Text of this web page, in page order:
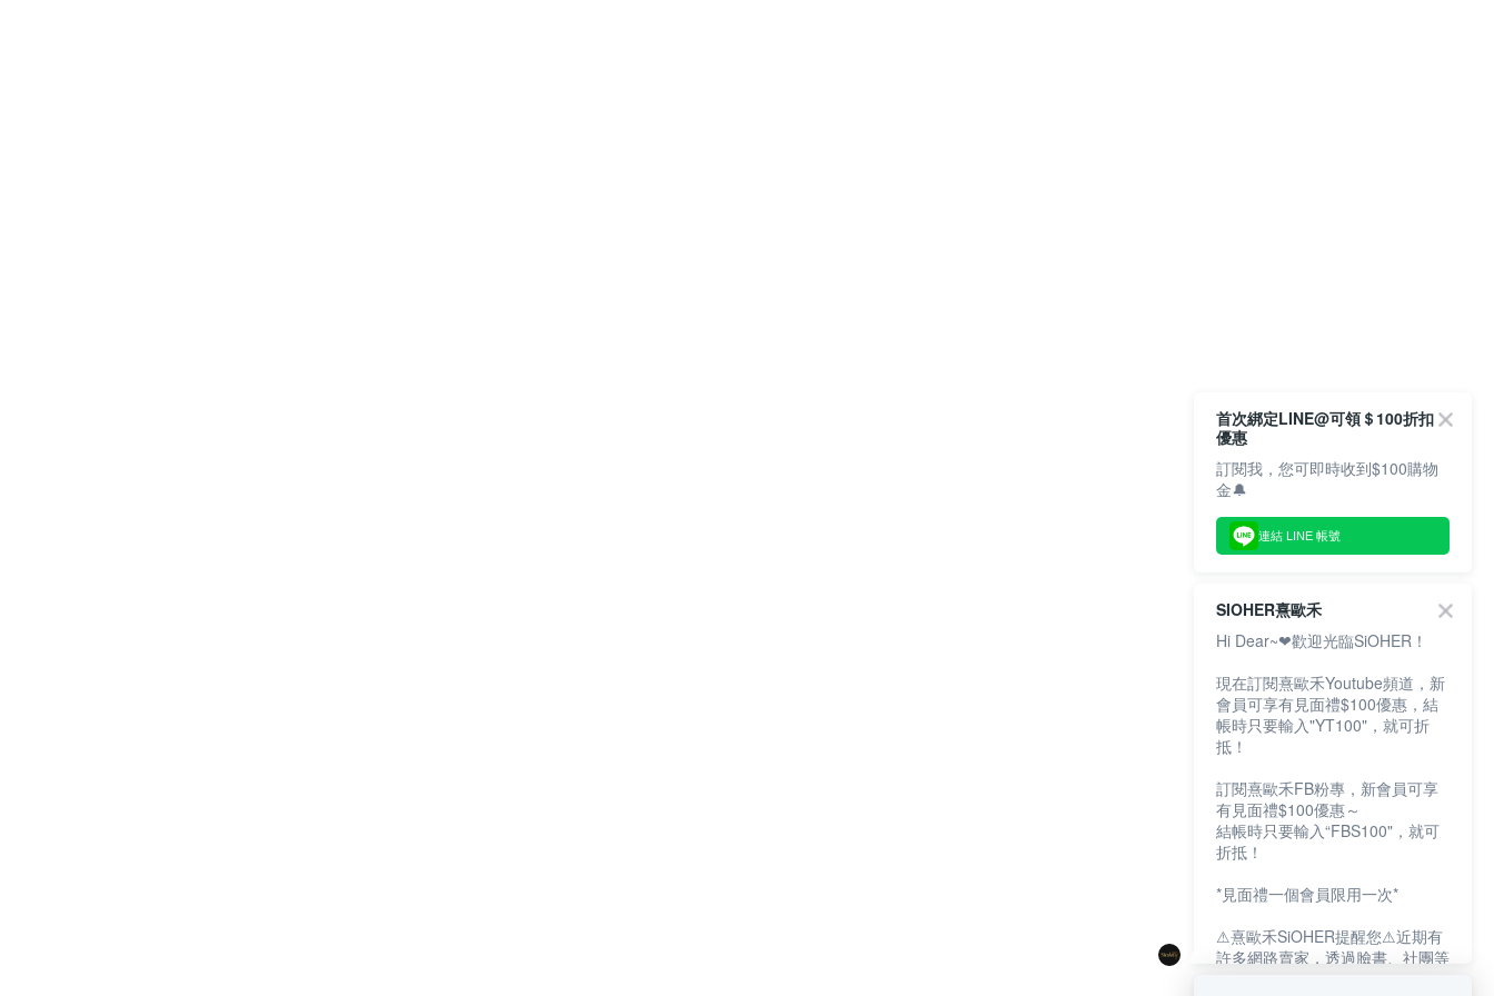
首次綁定LINE@可領＄100折扣
優惠
訂閱我，您可即時收到$100購物
金🔔
連結 LINE 帳號
SIOHER熹歐禾
Hi Dear~❤歡迎光臨SiOHER！
現在訂閱熹歐禾Youtube頻道，新
會員可享有見面禮$100優惠，結
帳時只要輸入"YT100"，就可折
抵！
訂閱熹歐禾FB粉專，新會員可享
有見面禮$100優惠～
結帳時只要輸入“FBS100"，就可
折抵！
*見面禮一個會員限用一次*
⚠熹歐禾SiOHER提醒您⚠近期有
許多網路賣家，透過臉書、社團等